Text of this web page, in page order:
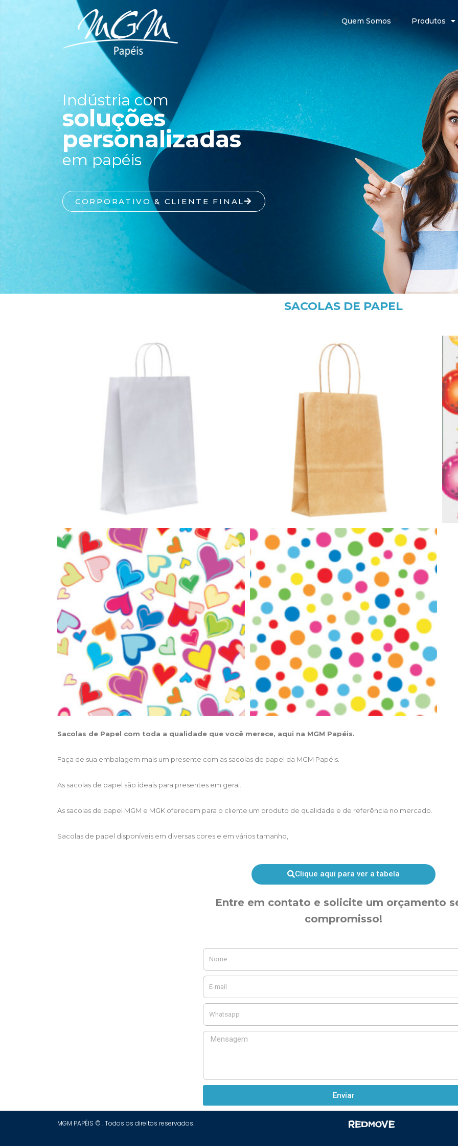
Quem Somos Produtos
Indústria com
soluções
personalizadas
em papéis
CORPORATIVO & CLIENTE FINAL
SACOLAS DE PAPEL
Sacolas de Papel com toda a qualidade que você merece, aqui na MGM Papéis.
Faça de sua embalagem mais um presente com as sacolas de papel da MGM Papéis.
As sacolas de papel são ideais para presentes em geral.
As sacolas de papel MGM e MGK oferecem para o cliente um produto de qualidade e de referência no mercado.
Sacolas de papel disponíveis em diversas cores e em vários tamanho,
Clique aqui para ver a tabela
Entre em contato e solicite um orçamento
compromisso!
Enviar
MGM PAPÉIS © . Todos os direitos reservados.